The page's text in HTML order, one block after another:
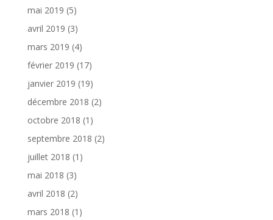
mai 2019 (5)
avril 2019 (3)
mars 2019 (4)
février 2019 (17)
janvier 2019 (19)
décembre 2018 (2)
octobre 2018 (1)
septembre 2018 (2)
juillet 2018 (1)
mai 2018 (3)
avril 2018 (2)
mars 2018 (1)